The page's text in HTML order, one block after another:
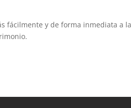
fácilmente y de forma inmediata a